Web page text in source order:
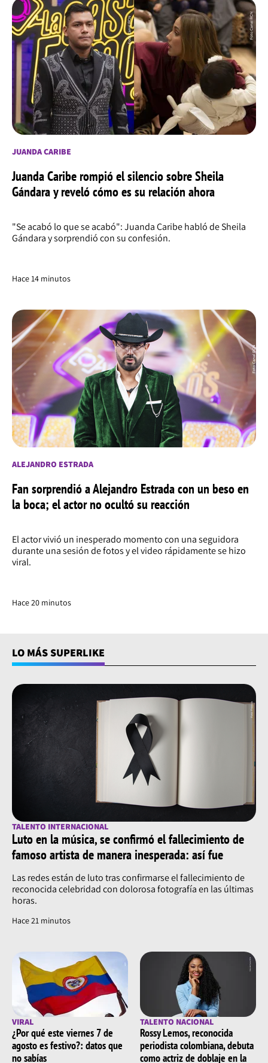
JUANDA CARIBE
Juanda Caribe rompió el silencio sobre Sheila
Gándara y reveló cómo es su relación ahora
"Se acabó lo que se acabó": Juanda Caribe habló de Sheila
Gándara y sorprendió con su confesión.
Hace 14 minutos
ALEJANDRO ESTRADA
Fan sorprendió a Alejandro Estrada con un beso en
la boca; el actor no ocultó su reacción
El actor vivió un inesperado momento con una seguidora
durante una sesión de fotos y el video rápidamente se hizo
viral.
Hace 20 minutos
LO MÁS SUPERLIKE
TALENTO INTERNACIONAL
Luto en la música, se confirmó el fallecimiento de
famoso artista de manera inesperada: así fue
Las redes están de luto tras confirmarse el fallecimiento de
reconocida celebridad con dolorosa fotografía en las últimas
horas.
Hace 21 minutos
VIRAL
¿Por qué este viernes 7 de
agosto es festivo?: datos que
no sabías
TALENTO NACIONAL
Rossy Lemos, reconocida
periodista colombiana, debuta
como actriz de doblaje en la